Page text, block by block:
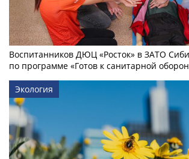
Воспитанников ДЮЦ «Росток» в ЗАТО
по программе «Готов к санитарной
Экология